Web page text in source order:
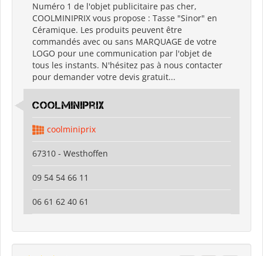
Numéro 1 de l'objet publicitaire pas cher,
COOLMINIPRIX vous propose : Tasse "Sinor" en
Céramique. Les produits peuvent être
commandés avec ou sans MARQUAGE de votre
LOGO pour une communication par l'objet de
tous les instants. N'hésitez pas à nous contacter
pour demander votre devis gratuit...
coolminiprix
coolminiprix
67310 - Westhoffen
09 54 54 66 11
06 61 62 40 61